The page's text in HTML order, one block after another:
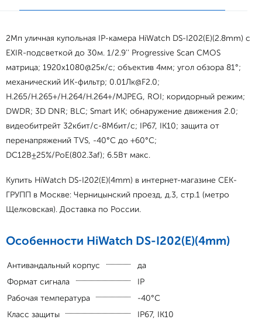
2Мп уличная купольная IP-камера HiWatch DS-I202(E)(2.8mm) с
EXIR-подсветкой до 30м. 1/2.9'' Progressive Scan CMOS
матрица; 1920x1080@25к/с; объектив 4мм; угол обзора 81°;
механический ИК-фильтр; 0.01Лк@F2.0;
H.265/H.265+/H.264/H.264+/MJPEG, ROI; коридорный режим;
DWDR; 3D DNR; BLC; Smart ИК; обнаружение движения 2.0;
видеобитрейт 32кбит/с-8Мбит/с; IP67, IK10; защита от
перенапряжений TVS, -40°C до +60°C;
DC12В±25%/PoE(802.3af); 6.5Вт макс.
Купить HiWatch DS-I202(E)(4mm) в интернет-магазине СЕК-
ГРУПП в Москве: Черницынский проезд, д.3, стр.1 (метро
Щелковская). Доставка по России.
Особенности HiWatch DS-I202(E)(4mm)
Антивандальный корпус
да
Формат сигнала
IP
Рабочая температура
-40°С
Класс защиты
IP67, IK10